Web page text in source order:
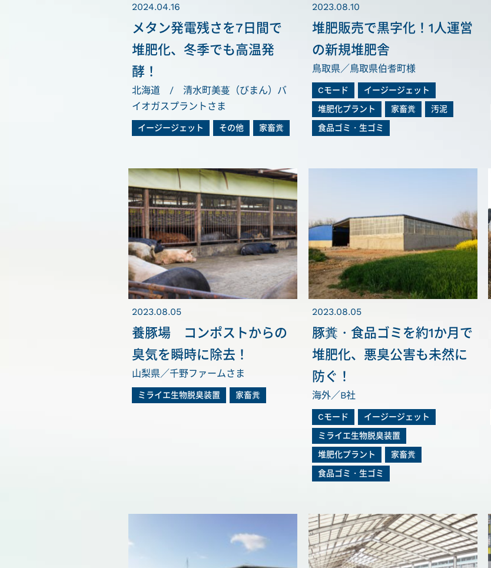
2024.04.16
メタン発電残さを7日間で
堆肥化、冬季でも高温発
酵！
北海道 / 清水町美蔓（びまん）バ
イオガスプラントさま
イージージェット その他 家畜糞
2023.08.10
堆肥販売で黒字化！1人運営
の新規堆肥舎
鳥取県／鳥取県伯耆町様
Cモード
イージージェット
堆肥化プラント
家畜糞
汚泥
食品ゴミ・生ゴミ
2023.08.05
養豚場 コンポストからの
臭気を瞬時に除去！
山梨県／千野ファームさま
ミライエ生物脱臭装置 家畜糞
2023.08.05
豚糞・食品ゴミを約1か月で
堆肥化、悪臭公害も未然に
防ぐ！
海外／B社
Cモード
イージージェット
ミライエ生物脱臭装置
堆肥化プラント
家畜糞
食品ゴミ・生ゴミ